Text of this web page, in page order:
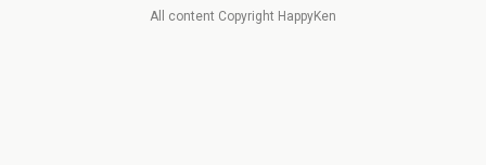
All content Copyright HappyKen